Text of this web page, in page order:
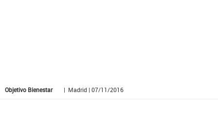
Objetivo Bienestar | Madrid | 07/11/2016